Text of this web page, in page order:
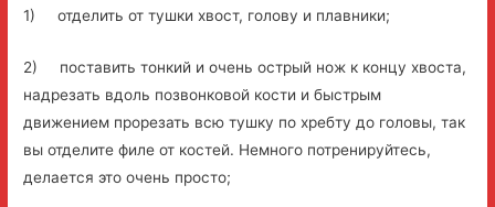
1) отделить от тушки хвост, голову и плавники;
2) поставить тонкий и очень острый нож к концу хвоста,
надрезать вдоль позвонковой кости и быстрым
движением прорезать всю тушку по хребту до головы, так
вы отделите филе от костей. Немного потренируйтесь,
делается это очень просто;